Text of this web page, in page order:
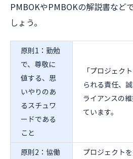
PMBOKやPMBOKの解説書など
しょう。
原則1：勤勉
で、尊敬に
値する、思
いやりのあ
るスチュワ
ードである
こと
「プロジェク
られる責任、
ライアンスの
ています。
原則2：協働
プロジェクト